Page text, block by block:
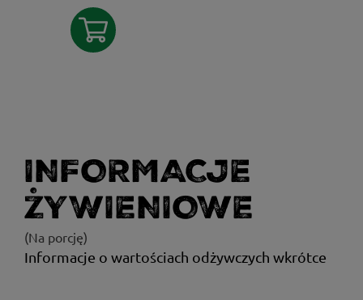
INFORMACJE
ŻYWIENIOWE
(Na porcję)
Informacje o wartościach odżywczych wkrótce